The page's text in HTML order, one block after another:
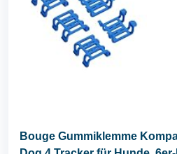
Bouge Gummiklemme